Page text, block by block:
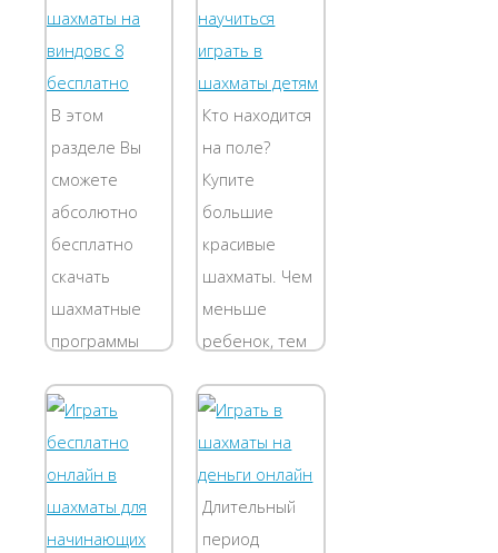
школе и дома.
Здравствуйте!
Вы хотите,
чтобы ваш
ребёнок
начал
заниматься
шахматами....
буквально
парит в
межзвезном
пространстве.
В шахматной
игре есть 2
уровня
сложности. Вы
начинаете...
В этом
разделе Вы
сможете
абсолютно
бесплатно
скачать
шахматные
программы
компьютера.
На данный
момент в
нашем
сборнике
Кто находится
на поле?
Купите
большие
красивые
шахматы. Чем
меньше
ребенок, тем
должны быть
фигурки.
Младший
дошкольник
просто не
Длительный
период